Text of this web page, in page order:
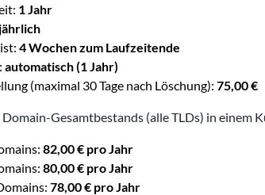
1 Jahr
jährlich
4 Wochen zum Laufzeitende
automatisch (1 Jahr)
(maximal 30 Tage nach Löschung): 75,00 €
Domain-Gesamtbestands (alle TLDs) in einem
82,00 € pro Jahr
80,00 € pro Jahr
78,00 € pro Jahr